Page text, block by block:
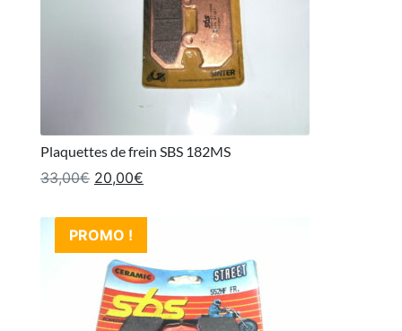
Plaquettes de frein SBS 182MS
33,00€ Le prix initial était : 33,00€.
20,00€
PROMO !